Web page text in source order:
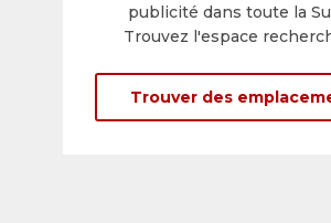
publicité dans toute la
Trouvez l'espace
Trouver des